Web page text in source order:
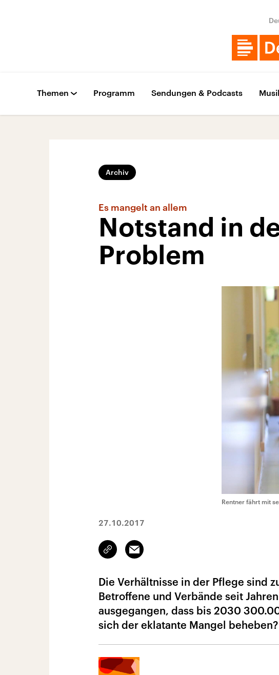
Themen Programm Sendungen & Podcasts
Archiv
Es mangelt an allem
Notstand in
Problem
Rentner fährt mit
27.10.2017
Link
kopieren/teilen
Email
Die Verhältnisse in der Pflege sind
Betroffene und Verbände seit
ausgegangen, dass bis 2030
sich der eklatante Mangel beheben?